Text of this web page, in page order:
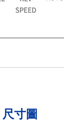
尺寸圖